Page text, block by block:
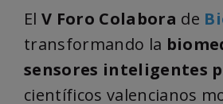
El V Foro Colabora de
transformando la
sensores inteligentes
científicos valencianos